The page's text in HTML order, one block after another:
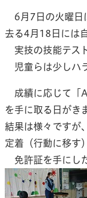
6月7日の火曜日
去る4月18日には
実技の技能テス
児童らは少しハ
成績に応じて「A
を手に取る日がき
結果は様々ですが
定着（行動に移す
免許証を手にし